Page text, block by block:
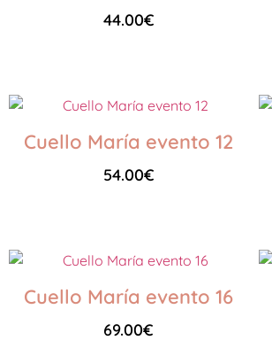
44.00€
Cuello María evento 12
54.00€
Cuello María evento 16
69.00€